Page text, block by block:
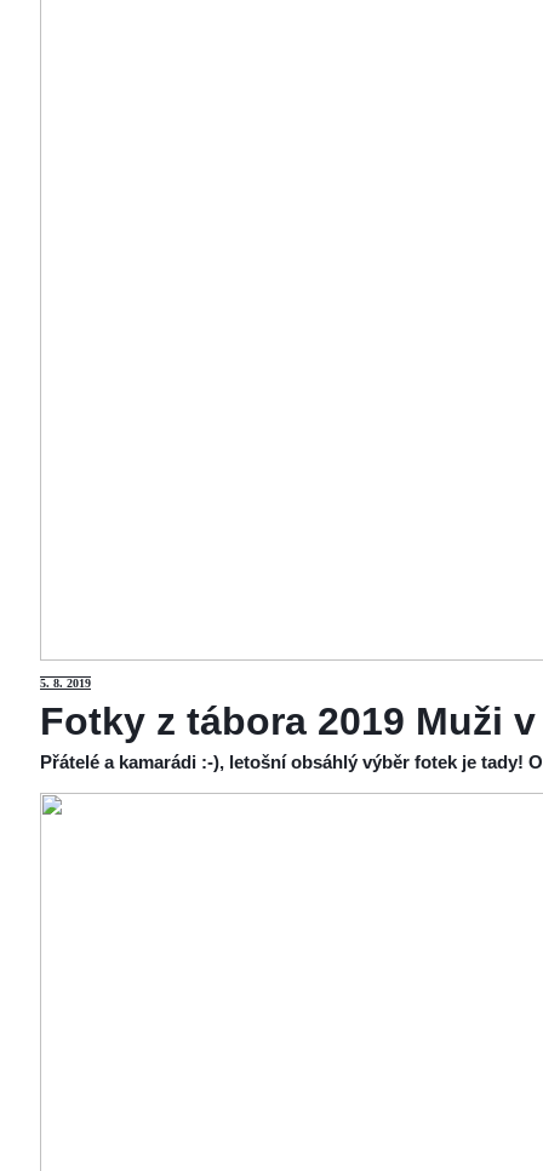
5. 8. 2019
Fotky z tábora 2019 Muži
Přátelé a kamarádi :-), letošní obsáhlý výběr fotek je tady!